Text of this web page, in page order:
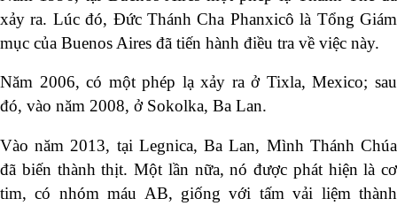
xảy ra. Lúc đó, Đức Thánh Cha Phanxicô là Tổng Giám
mục của Buenos Aires đã tiến hành điều tra về việc này.
Năm 2006, có một phép lạ xảy ra ở Tixla, Mexico; sau
đó, vào năm 2008, ở Sokolka, Ba Lan.
Vào năm 2013, tại Legnica, Ba Lan, Mình Thánh Chúa
đã biến thành thịt. Một lần nữa, nó được phát hiện là cơ
tim, có nhóm máu AB, giống với tấm vải liệm thành